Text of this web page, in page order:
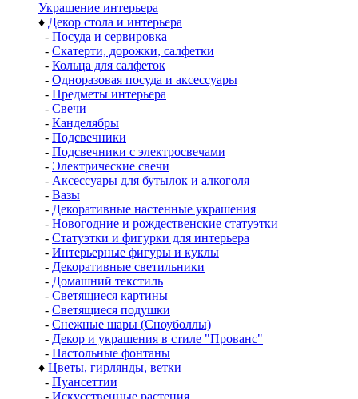
Украшение интерьера
♦ Декор стола и интерьера
- Посуда и сервировка
- Скатерти, дорожки, салфетки
- Кольца для салфеток
- Одноразовая посуда и аксессуары
- Предметы интерьера
- Свечи
- Канделябры
- Подсвечники
- Подсвечники с электросвечами
- Электрические свечи
- Аксессуары для бутылок и алкоголя
- Вазы
- Декоративные настенные украшения
- Новогодние и рождественские статуэтки
- Статуэтки и фигурки для интерьера
- Интерьерные фигуры и куклы
- Декоративные светильники
- Домашний текстиль
- Светящиеся картины
- Светящиеся подушки
- Снежные шары (Сноуболлы)
- Декор и украшения в стиле "Прованс"
- Настольные фонтаны
♦ Цветы, гирлянды, ветки
- Пуансеттии
- Искусственные растения